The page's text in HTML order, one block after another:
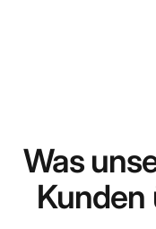
Was
Kunden